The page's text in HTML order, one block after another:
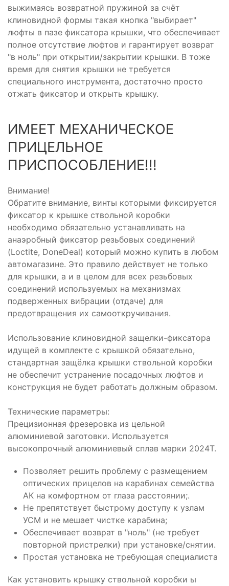
выжимаясь возвратной пружиной за счёт
клиновидной формы такая кнопка "выбирает"
люфты в пазе фиксатора крышки, что обеспечивает
полное отсутствие люфтов и гарантирует возврат
"в ноль" при открытии/закрытии крышки. В тоже
время для снятия крышки не требуется
специального инструмента, достаточно просто
отжать фиксатор и открыть крышку.
ИМЕЕТ МЕХАНИЧЕСКОЕ
ПРИЦЕЛЬНОЕ
ПРИСПОСОБЛЕНИЕ!!!
Внимание!
Обратите внимание, винты которыми фиксируется
фиксатор к крышке ствольной коробки
необходимо обязательно устанавливать на
анаэробный фиксатор резьбовых соединений
(Loctite, DoneDeal) который можно купить в любом
автомагазине. Это правило действует не только
для крышки, а и в целом для всех резьбовых
соединений используемых на механизмах
подверженных вибрации (отдаче) для
предотвращения их самооткручивания.
Использование клиновидной защелки-фиксатора
идущей в комплекте с крышкой обязательно,
стандартная защёлка крышки ствольной коробки
не обеспечит устранение посадочных люфтов и
конструкция не будет работать должным образом.
Технические параметры:
Прецизионная фрезеровка из цельной
алюминиевой заготовки. Используется
высокопрочный алюминиевый сплав марки 2024Т.
Позволяет решить проблему с размещением
оптических прицелов на карабинах семейства
АК на комфортном от глаза расстоянии;.
Не препятствует быстрому доступу к узлам
УСМ и не мешает чистке карабина;
Обеспечивает возврат в "ноль" (не требует
повторной пристрелки) при установке/снятии.
Простая установка не требующая специалиста
Как установить крышку ствольной коробки ы